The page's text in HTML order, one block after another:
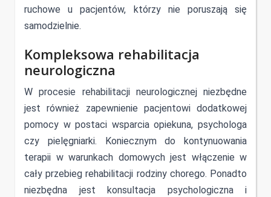
ruchowe u pacjentów, którzy nie poruszają się
samodzielnie.
Kompleksowa rehabilitacja
neurologiczna
W procesie rehabilitacji neurologicznej niezbędne
jest również zapewnienie pacjentowi dodatkowej
pomocy w postaci wsparcia opiekuna, psychologa
czy pielęgniarki. Koniecznym do kontynuowania
terapii w warunkach domowych jest włączenie w
cały przebieg rehabilitacji rodziny chorego. Ponadto
niezbędna jest konsultacja psychologiczna i